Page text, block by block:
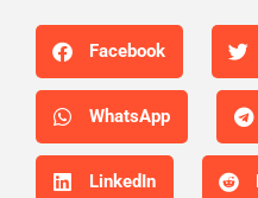
Facebook
WhatsApp
LinkedIn